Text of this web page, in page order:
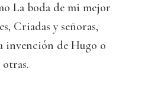
La boda de mi mejor
Criadas y señoras,
invención de Hugo o